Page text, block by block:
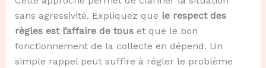
sans agressivité. Expliquez que le respect des
règles est l’affaire de touset que le bon
fonctionnement de la collecte en dépend. Un
simple rappel peut suffire à régler le problème